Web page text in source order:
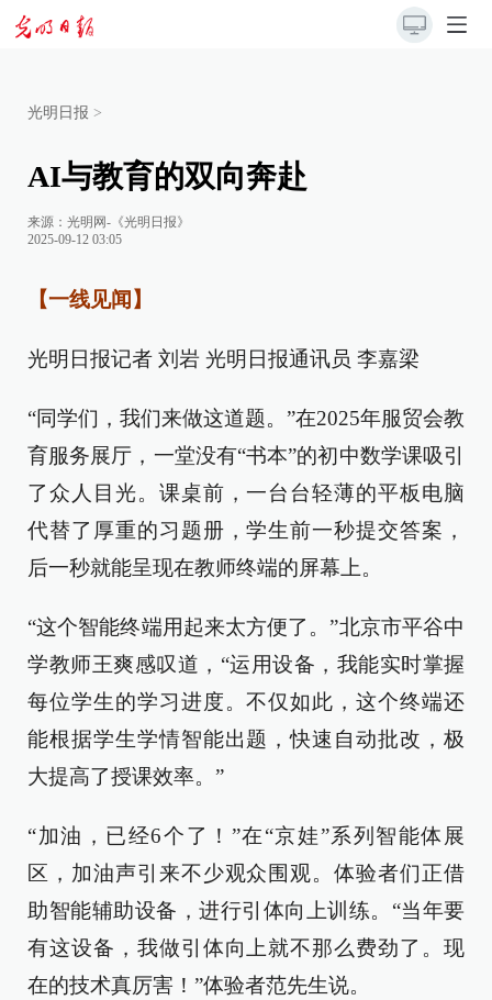
光明日报 >
AI与教育的双向奔赴
来源： 光明网-《光明日报》
2025-09-12 03:05
【一线见闻】
光明日报记者 刘岩 光明日报通讯员 李嘉梁
“同学们，我们来做这道题。”在2025年服贸会教
育服务展厅，一堂没有“书本”的初中数学课吸引
了众人目光。课桌前，一台台轻薄的平板电脑
代替了厚重的习题册，学生前一秒提交答案，
后一秒就能呈现在教师终端的屏幕上。
“这个智能终端用起来太方便了。”北京市平谷中
学教师王爽感叹道，“运用设备，我能实时掌握
每位学生的学习进度。不仅如此，这个终端还
能根据学生学情智能出题，快速自动批改，极
大提高了授课效率。”
“加油，已经6个了！”在“京娃”系列智能体展
区，加油声引来不少观众围观。体验者们正借
助智能辅助设备，进行引体向上训练。“当年要
有这设备，我做引体向上就不那么费劲了。现
在的技术真厉害！”体验者范先生说。